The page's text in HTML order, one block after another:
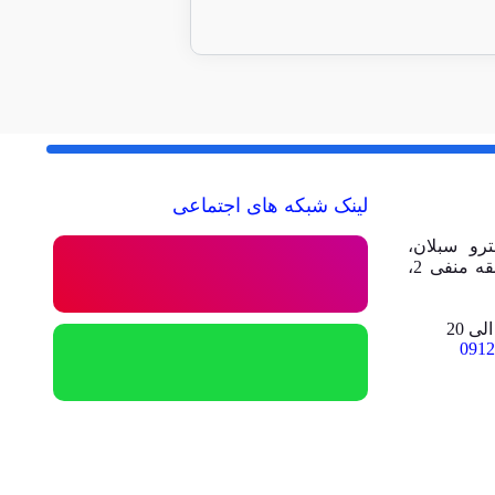
سبلان،
مجتمع تجاری تفریحی امیر، طبقه منفی 2،
لینک شبکه های اجتماعی